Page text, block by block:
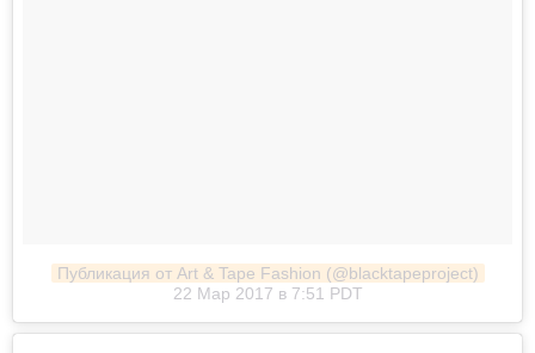
Публикация от Art & Tape Fashion (@blacktapeproject)
22 Мар 2017 в 7:51 PDT